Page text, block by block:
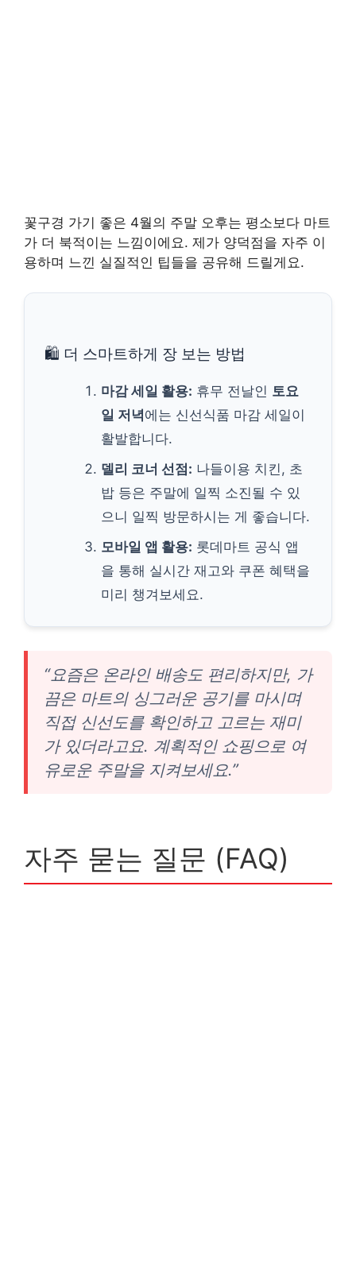
꽃구경 가기 좋은 4월의 주말 오후는 평소보다 마트
가 더 북적이는 느낌이에요. 제가 양덕점을 자주 이
용하며 느낀 실질적인 팁들을 공유해 드릴게요.
🛍️ 더 스마트하게 장 보는 방법
마감 세일 활용: 휴무 전날인 토요
일 저녁에는 신선식품 마감 세일이
활발합니다.
델리 코너 선점: 나들이용 치킨, 초
밥 등은 주말에 일찍 소진될 수 있
으니 일찍 방문하시는 게 좋습니다.
모바일 앱 활용: 롯데마트 공식 앱
을 통해 실시간 재고와 쿠폰 혜택을
미리 챙겨보세요.
“요즘은 온라인 배송도 편리하지만, 가
끔은 마트의 싱그러운 공기를 마시며
직접 신선도를 확인하고 고르는 재미
가 있더라고요. 계획적인 쇼핑으로 여
유로운 주말을 지켜보세요.”
자주 묻는 질문 (FAQ)